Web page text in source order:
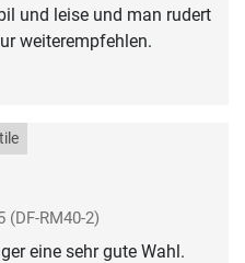
und leise und man rudert
weiterempfehlen.
(DF-RM40-2)
eine sehr gute Wahl.